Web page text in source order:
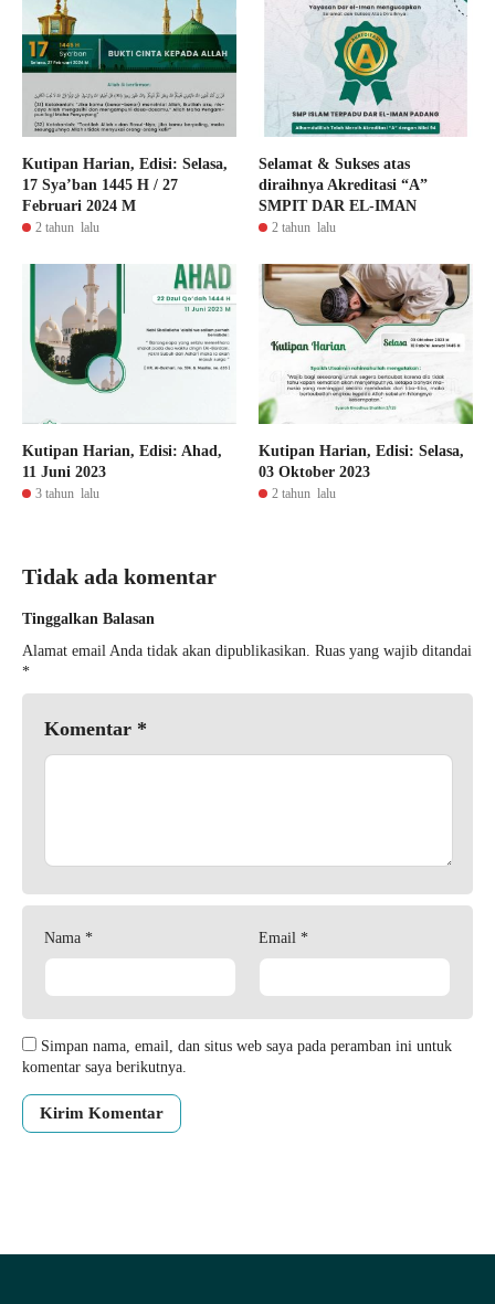
Kutipan Harian, Edisi: Selasa,
17 Sya’ban 1445 H / 27
Februari 2024 M
2 tahun lalu
Selamat & Sukses atas
diraihnya Akreditasi “A”
SMPIT DAR EL-IMAN
2 tahun lalu
Kutipan Harian, Edisi: Ahad,
11 Juni 2023
3 tahun lalu
Kutipan Harian, Edisi: Selasa,
03 Oktober 2023
2 tahun lalu
Tidak ada komentar
Tinggalkan Balasan
Alamat email Anda tidak akan dipublikasikan. Ruas yang wajib ditandai
*
Komentar *
Nama * Email *
Simpan nama, email, dan situs web saya pada peramban ini untuk
komentar saya berikutnya.